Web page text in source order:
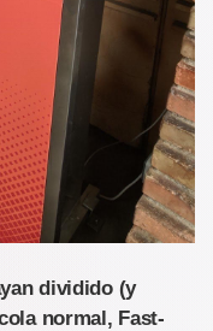
dividido (y
normal, Fast-